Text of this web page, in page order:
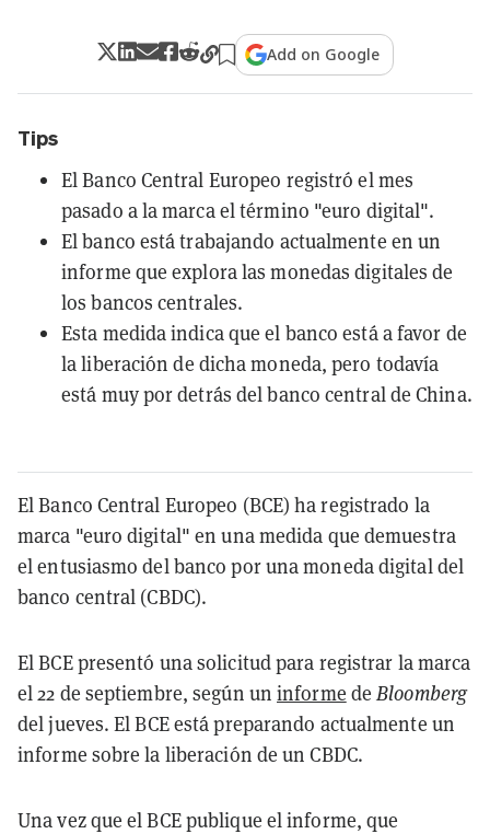
Add on Google
Tips
El Banco Central Europeo registró el mes
pasado a la marca el término "euro digital".
El banco está trabajando actualmente en un
informe que explora las monedas digitales de
los bancos centrales.
Esta medida indica que el banco está a favor de
la liberación de dicha moneda, pero todavía
está muy por detrás del banco central de China.
El Banco Central Europeo (BCE) ha registrado la
marca "euro digital" en una medida que demuestra
el entusiasmo del banco por una moneda digital del
banco central (CBDC).
El BCE presentó una solicitud para registrar la marca
el 22 de septiembre, según uninforme deBloomberg
del jueves. El BCE está preparando actualmente un
informe sobre la liberación de un CBDC.
Una vez que el BCE publique el informe, que